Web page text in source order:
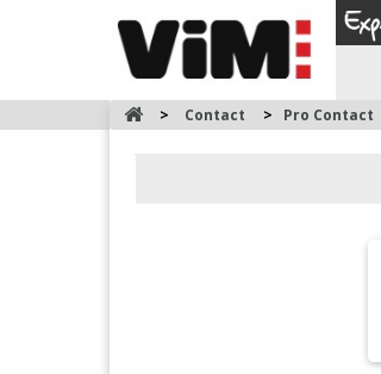
> Contact > Pro Contact